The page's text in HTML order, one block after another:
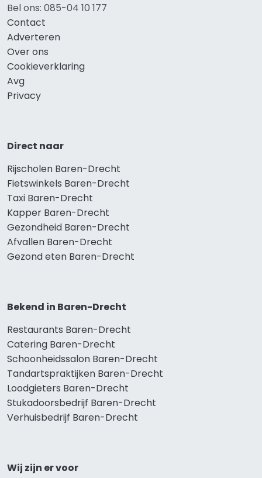
Bel ons: 085-04 10 177
Contact
Adverteren
Over ons
Cookieverklaring
Avg
Privacy
Direct naar
Rijscholen Baren-Drecht
Fietswinkels Baren-Drecht
Taxi Baren-Drecht
Kapper Baren-Drecht
Gezondheid Baren-Drecht
Afvallen Baren-Drecht
Gezond eten Baren-Drecht
Bekend in Baren-Drecht
Restaurants Baren-Drecht
Catering Baren-Drecht
Schoonheidssalon Baren-Drecht
Tandartspraktijken Baren-Drecht
Loodgieters Baren-Drecht
Stukadoorsbedrijf Baren-Drecht
Verhuisbedrijf Baren-Drecht
Wij zijn er voor